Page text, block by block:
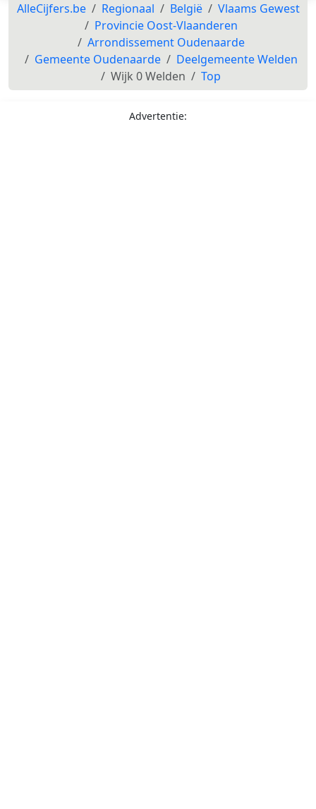
AlleCijfers.be Regionaal België
Vlaams Gewest
Provincie Oost-Vlaanderen
Arrondissement Oudenaarde
Gemeente Oudenaarde
Deelgemeente Welden
Wijk 0 Welden
Top
Advertentie: